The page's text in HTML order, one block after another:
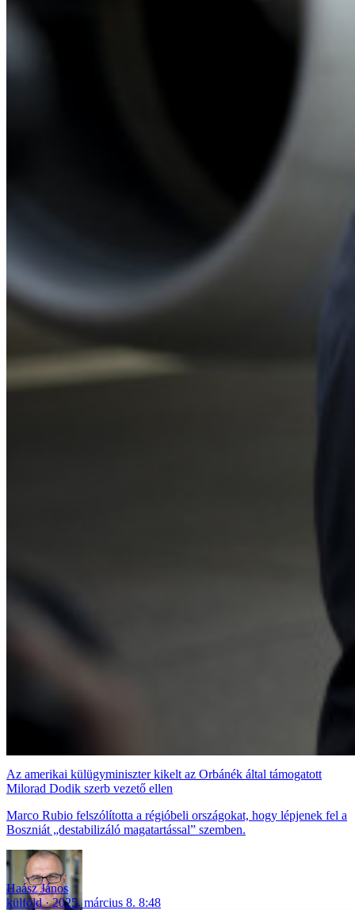
Az amerikai külügyminiszter kikelt az Orbánék által támogatott
Milorad Dodik szerb vezető ellen
Marco Rubio felszólította a régióbeli országokat, hogy lépjenek fel a
Boszniát „destabilizáló magatartással” szemben.
Haász János
külföld
2025. március 8. 8:48